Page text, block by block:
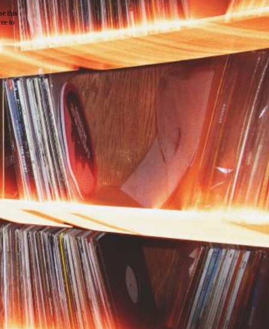
this
to